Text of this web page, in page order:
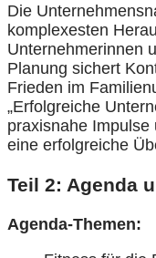
Die
komplexesten
Unternehmerinnen
Planung sichert
Frieden im
„Erfolgreiche
praxisnahe
eine erfolgreiche
Teil 2: Agenda
Agenda-Themen: